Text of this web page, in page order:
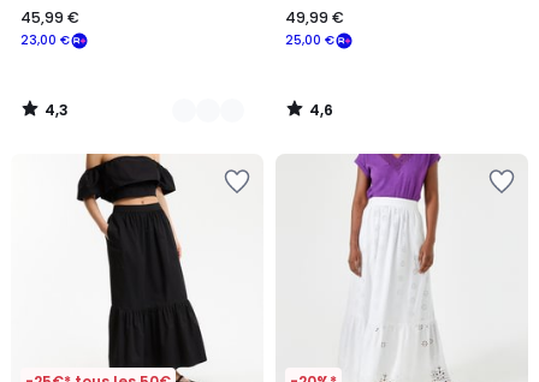
€
souscrivez
notre
programme
23,00 €
45,99 €
4,3
/
25,00 €
49,99 €
4,6
/